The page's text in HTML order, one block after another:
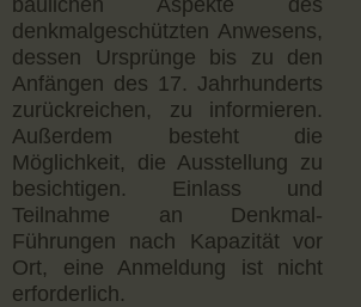
denkmalgeschützten Anwesens,
dessen Ursprünge bis zu den
Anfängen des 17. Jahrhunderts
zurückreichen, zu informieren.
Außerdem besteht die
Möglichkeit, die Ausstellung zu
besichtigen. Einlass und
Teilnahme an Denkmal-
Führungen nach Kapazität vor
Ort, eine Anmeldung ist nicht
erforderlich.